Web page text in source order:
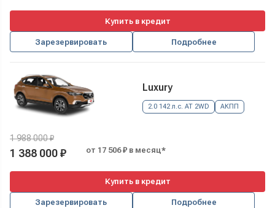
Купить в кредит
Зарезервировать Подробнее
Luxury
2.0 142 л.с. AT 2WD АКПП
1 988 000 ₽
1 388 000 ₽ от 17 506 ₽ в месяц*
Купить в кредит
Зарезервировать Подробнее